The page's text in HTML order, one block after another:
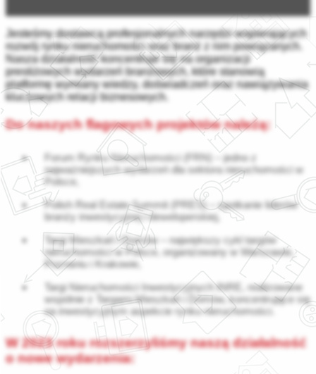
Jesteśmy dostawcą profesjonalnych narzędzi wspierających
rozwój rynku nieruchomości oraz branż z nim powiązanych.
Nasza działalność koncentruje się na organizacji
prestiżowych wydarzeń branżowych, które stanowią
platformę wymiany wiedzy, doświadczeń oraz nawiązywania
kluczowych relacji biznesowych.
Do naszych flagowych projektów należą:
Forum Rynku Nieruchomości (FRN) – jedno z
najważniejszych wydarzeń dla sektora nieruchomości w
Polsce,
Polish Real Estate Summit (PRES) – spotkanie liderów
branży inwestycyjnej i deweloperskiej,
Targi Mieszkań i Domów – największy cykl targów
nieruchomości w Polsce, organizowany w Warszawie,
Poznaniu i Krakowie,
Targi Nieruchomości Inwestycyjnych INRE, realizowane
wspólnie z Targami Mieszkań i Domów, koncentrujące się
na inwestycyjnym aspekcie rynku nieruchomości.
W 2023 roku rozszerzyliśmy naszą działalność
o nowe wydarzenia: